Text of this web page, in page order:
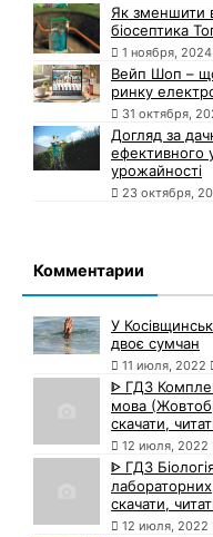
Як зменшити
біосептика
1 ноября, 2024
Вейп Шоп –
ринку
31 октября,
Догляд за
ефективного
урожайності
23 октября,
Комментарии
У
двоє сумчан
11 июля, 2022
ᐈ ГДЗ
мова
скачати,
12 июля, 2022
ᐈ ГДЗ
скачати,
12 июля, 2022